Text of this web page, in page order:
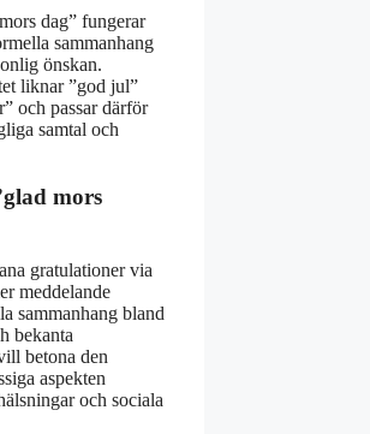
dag” fungerar
sammanhang
önskan.
liknar ”god jul”
och passar därför
samtal och
mors
gratulationer via
meddelande
sammanhang bland
bekanta
betona den
aspekten
och sociala